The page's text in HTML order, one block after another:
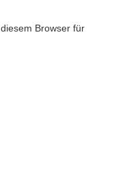
Browser für